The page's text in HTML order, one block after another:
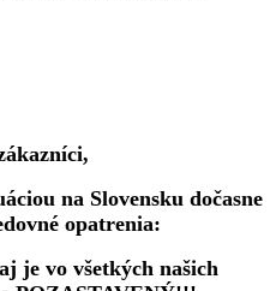
na Slovensku dočasne
opatrenia:
je vo všetkých našich